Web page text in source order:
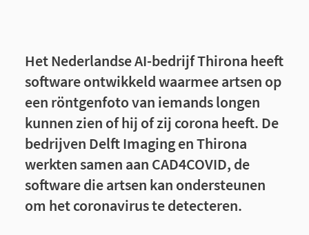
Het Nederlandse AI-bedrijf Thirona heeft
software ontwikkeld waarmee artsen op
een röntgenfoto van iemands longen
kunnen zien of hij of zij corona heeft. De
bedrijven Delft Imaging en Thirona
werkten samen aan CAD4COVID, de
software die artsen kan ondersteunen
om het coronavirus te detecteren.